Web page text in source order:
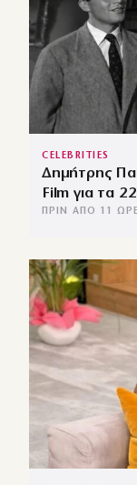
CELEBRITIES
Δημήτρης
Film για τα
ΠΡΙΝ ΑΠΌ 11